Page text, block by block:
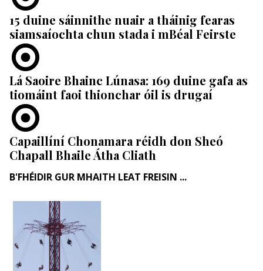
15 duine sáinnithe nuair a tháinig fearas
siamsaíochta chun stada i mBéal Feirste
Lá Saoire Bhainc Lúnasa: 169 duine gafa as
tiomáint faoi thionchar óil is drugaí
Capaillíní Chonamara réidh don Sheó
Chapall Bhaile Átha Cliath
B'FHÉIDIR GUR MHAITH LEAT FREISIN ...